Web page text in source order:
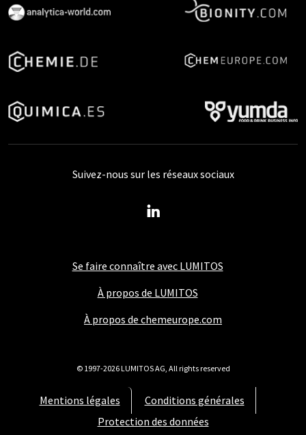
Se faire connaître avec LUMITOS
À propos de LUMITOS
À propos de chemeurope.com
Mentions légales
Conditions générales
Protection des données
Suivez-nous sur les réseaux sociaux
© 1997-2026 LUMITOS AG, All rights reserved